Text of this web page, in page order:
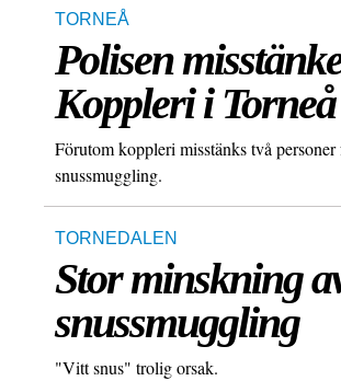
TORNEÅ
Polisen
Koppleri i Torneå
Förutom koppleri misstänks två
snussmuggling.
TORNEDALEN
Stor minskning
snussmuggling
"Vitt snus" trolig orsak.